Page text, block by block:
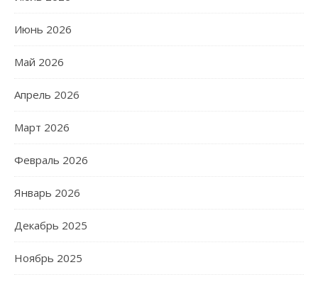
Июнь 2026
Май 2026
Апрель 2026
Март 2026
Февраль 2026
Январь 2026
Декабрь 2025
Ноябрь 2025